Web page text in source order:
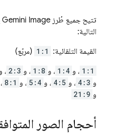
تتيح جميع طُرز Gemini
التالية:
القيمة التلقائية:
1:1 (مربّع)
1:1 ، و 1:4 ، و 1:8 ، و 2:3 ، و
و 4:3 ، و 4:5 ، و 5:4 ، و 8:1
و 21:9
أحجام الصور